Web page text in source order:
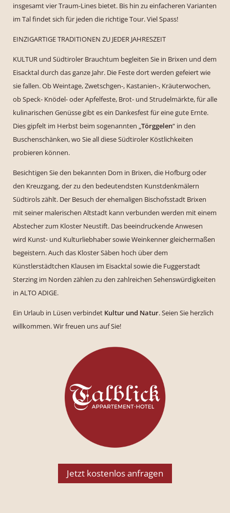
insgesamt vier Traum-Lines bietet. Bis hin zu einfacheren Varianten
im Tal findet sich für jeden die richtige Tour. Viel Spass!
EINZIGARTIGE TRADITIONEN ZU JEDER JAHRESZEIT
KULTUR und Südtiroler Brauchtum begleiten Sie in Brixen und dem
Eisacktal durch das ganze Jahr. Die Feste dort werden gefeiert wie
sie fallen. Ob Weintage, Zwetschgen-, Kastanien-, Kräuterwochen,
ob Speck- Knödel- oder Apfelfeste, Brot- und Strudelmärkte, für alle
kulinarischen Genüsse gibt es ein Dankesfest für eine gute Ernte.
Dies gipfelt im Herbst beim sogenannten „Törggelen“ in den
Buschenschänken, wo Sie all diese Südtiroler Köstlichkeiten
probieren können.
Besichtigen Sie den bekannten Dom in Brixen, die Hofburg oder
den Kreuzgang, der zu den bedeutendsten Kunstdenkmälern
Südtirols zählt. Der Besuch der ehemaligen Bischofsstadt Brixen
mit seiner malerischen Altstadt kann verbunden werden mit einem
Abstecher zum Kloster Neustift. Das beeindruckende Anwesen
wird Kunst- und Kulturliebhaber sowie Weinkenner gleichermaßen
begeistern. Auch das Kloster Säben hoch über dem
Künstlerstädtchen Klausen im Eisacktal sowie die Fuggerstadt
Sterzing im Norden zählen zu den zahlreichen Sehenswürdigkeiten
in ALTO ADIGE.
Ein Urlaub in Lüsen verbindet Kultur und Natur. Seien Sie herzlich
willkommen. Wir freuen uns auf Sie!
Jetzt kostenlos anfragen